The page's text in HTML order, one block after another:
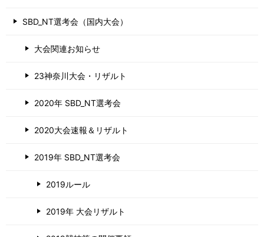
SBD_NT選考会（国内大会）
大会関連お知らせ
23神奈川大会・リザルト
2020年 SBD_NT選考会
2020大会速報＆リザルト
2019年 SBD_NT選考会
2019ルール
2019年 大会リザルト